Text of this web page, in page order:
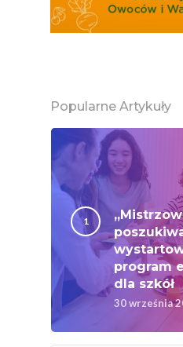
Popularne Artykuły
program
dla szkół
30 września